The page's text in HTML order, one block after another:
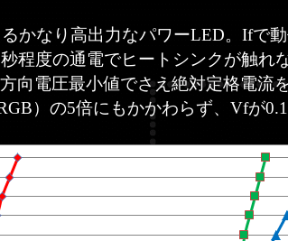
かなり高出力なパワーLED。Ifで
程度の通電でヒートシンクが触れ
向電圧最小値でさえ絶対定格電流
）の5倍にもかかわらず、Vfが